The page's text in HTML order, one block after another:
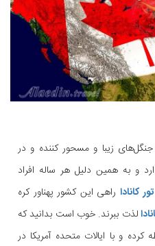
زیبا و مسحور کننده و در
و به همین دلیل هر ساله افراد
تور کانادا راهی این کشور پهناور کره
لذت ببرند. خوب است بدانید که
احاطه کرده‌ و با ایالات متحده آمریکا در